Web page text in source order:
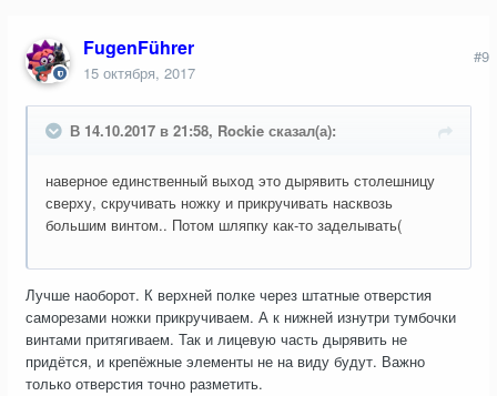
FugenFührer
15 октября, 2017
#9
В 14.10.2017 в 21:58, Rockie сказал(а):
наверное единственный выход это дырявить столешницу
сверху, скручивать ножку и прикручивать насквозь
большим винтом.. Потом шляпку как-то заделывать(
Лучше наоборот. К верхней полке через штатные отверстия
саморезами ножки прикручиваем. А к нижней изнутри тумбочки
винтами притягиваем. Так и лицевую часть дырявить не
придётся, и крепёжные элементы не на виду будут. Важно
только отверстия точно разметить.